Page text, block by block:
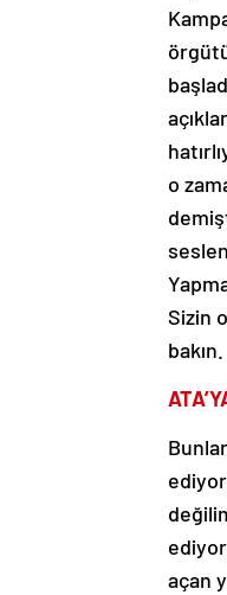
o
Sizin
bakın.
açan